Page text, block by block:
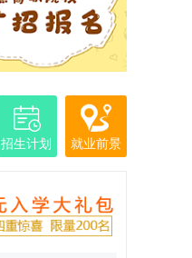
招生计划 就业前景